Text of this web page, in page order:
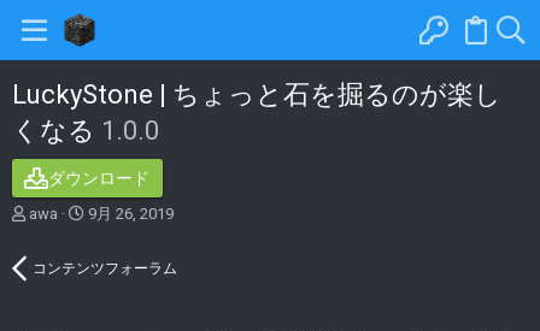
LuckyStone | ちょっと石を掘るのが楽し
くなる 1.0.0
ダウンロード
T
e
awa
S
9月 26, 2019
コンテンツフォーラム